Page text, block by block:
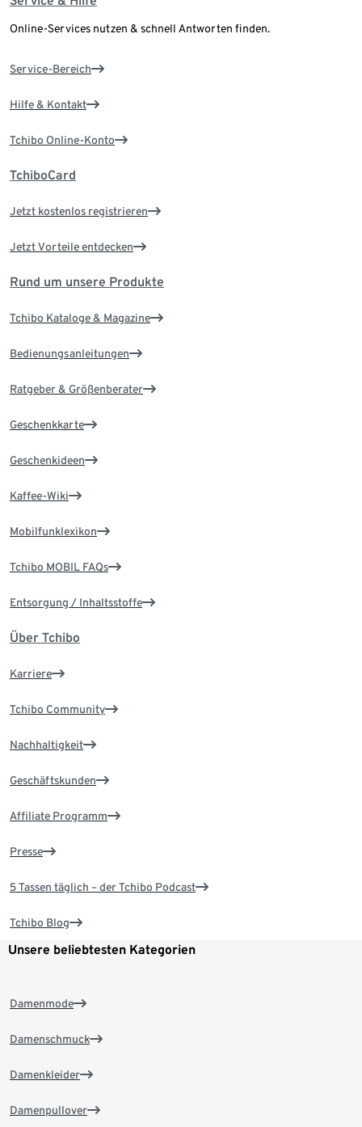
Online-Services nutzen & schnell Antworten finden.
Service-Bereich
Hilfe & Kontakt
Tchibo Online-Konto
TchiboCard
Jetzt kostenlos registrieren
Jetzt Vorteile entdecken
Rund um unsere Produkte
Tchibo Kataloge & Magazine
Bedienungsanleitungen
Ratgeber & Größenberater
Geschenkkarte
Geschenkideen
Kaffee-Wiki
Mobilfunklexikon
Tchibo MOBIL FAQs
Entsorgung / Inhaltsstoffe
Über Tchibo
Karriere
Tchibo Community
Nachhaltigkeit
Geschäftskunden
Affiliate Programm
Presse
5 Tassen täglich – der Tchibo Podcast
Tchibo Blog
Unsere beliebtesten Kategorien
Damenmode
Damenschmuck
Damenkleider
Damenpullover